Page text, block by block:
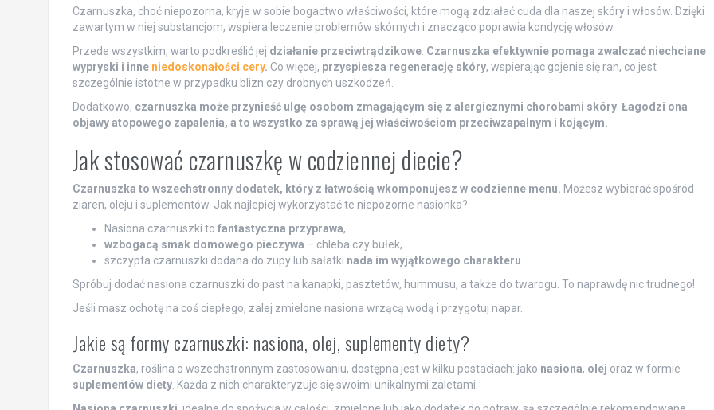
Czarnuszka, choć niepozorna, kryje w sobie bogactwo właściwości, które mogą zdziałać cuda dla naszej skóry i włosów. Dzięki
zawartym w niej substancjom, wspiera leczenie problemów skórnych i znacząco poprawia kondycję włosów.
Przede wszystkim, warto podkreślić jej działanie przeciwtrądzikowe. Czarnuszka efektywnie pomaga zwalczać niechciane
wypryski i inne niedoskonałości cery. Co więcej, przyspiesza regenerację skóry, wspierając gojenie się ran, co jest
szczególnie istotne w przypadku blizn czy drobnych uszkodzeń.
Dodatkowo, czarnuszka może przynieść ulgę osobom zmagającym się z alergicznymi chorobami skóry. Łagodzi ona
objawy atopowego zapalenia, a to wszystko za sprawą jej właściwościom przeciwzapalnym i kojącym.
Jak stosować czarnuszkę w codziennej diecie?
Czarnuszka to wszechstronny dodatek, który z łatwością wkomponujesz w codzienne menu. Możesz wybierać spośród
ziaren, oleju i suplementów. Jak najlepiej wykorzystać te niepozorne nasionka?
Nasiona czarnuszki to fantastyczna przyprawa,
wzbogacą smak domowego pieczywa – chleba czy bułek,
szczypta czarnuszki dodana do zupy lub sałatki nada im wyjątkowego charakteru
Spróbuj dodać nasiona czarnuszki do past na kanapki, pasztetów, hummusu, a także do twarogu. To naprawdę nic trudnego!
Jeśli masz ochotę na coś ciepłego, zalej zmielone nasiona wrzącą wodą i przygotuj napar.
Jakie są formy czarnuszki: nasiona, olej, suplementy diety?
Czarnuszka, roślina o wszechstronnym zastosowaniu, dostępna jest w kilku postaciach: jako nasiona, olej oraz w formie
suplementów diety. Każda z nich charakteryzuje się swoimi unikalnymi zaletami.